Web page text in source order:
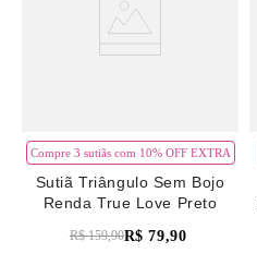
Compre 3 sutiãs com 10% OFF EXTRA
Sutiã Triângulo Sem Bojo
Renda True Love Preto
R$ 159,90R$ 79,90